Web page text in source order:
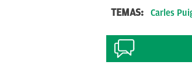
TEMAS: Carles